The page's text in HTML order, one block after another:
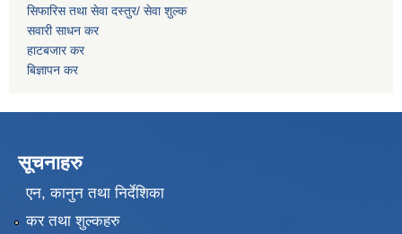
सिफारिस तथा सेवा दस्तुर/ सेवा शुल्क
सवारी साधन कर
हाटबजार कर
बिज्ञापन कर
सूचनाहरु
एन, कानुन तथा निर्देशिका
कर तथा शुल्कहरु